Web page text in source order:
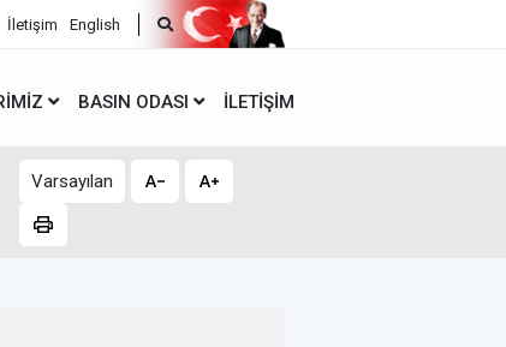
İletişim English
BASIN ODASI İLETIŞIM
Varsayılan